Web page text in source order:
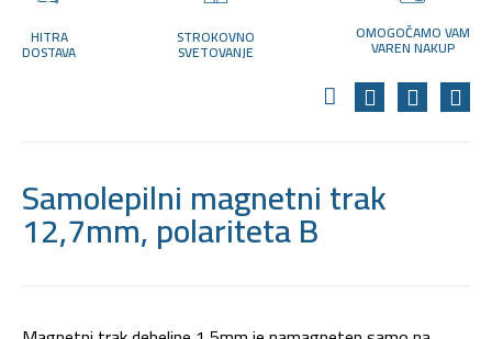
HITRA
DOSTAVA
STROKOVNO
SVETOVANJE
OMOGOČAMO VAM
VAREN NAKUP
Samolepilni magnetni trak
12,7mm, polariteta B